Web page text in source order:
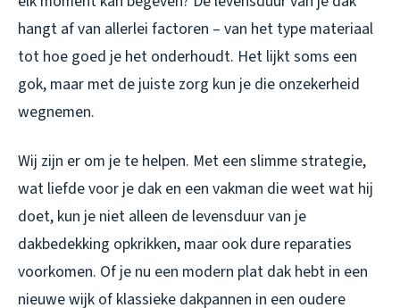
hangt af van allerlei factoren – van het type materiaal
tot hoe goed je het onderhoudt. Het lijkt soms een
gok, maar met de juiste zorg kun je die onzekerheid
wegnemen.
Wij zijn er om je te helpen. Met een slimme strategie,
wat liefde voor je dak en een vakman die weet wat hij
doet, kun je niet alleen de levensduur van je
dakbedekking opkrikken, maar ook dure reparaties
voorkomen. Of je nu een modern plat dak hebt in een
nieuwe wijk of klassieke dakpannen in een oudere